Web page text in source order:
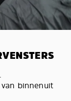
binnenuit